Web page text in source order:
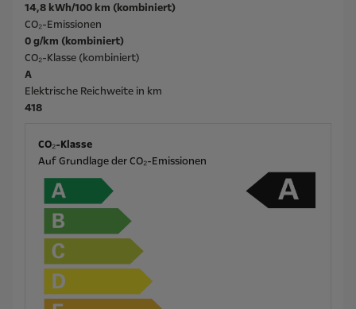
14,8 kWh/100 km (kombiniert)
CO₂-Emissionen
0 g/km (kombiniert)
CO₂-Klasse (kombiniert)
A
Elektrische Reichweite in km
418
CO₂-Klasse
Auf Grundlage der CO₂-Emissionen